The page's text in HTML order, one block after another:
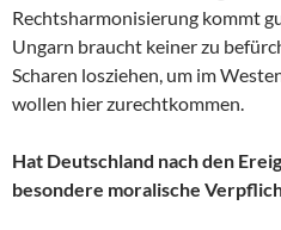
Rechtsharmonisierung kommt
Ungarn braucht keiner zu
Scharen losziehen, um im
wollen hier zurechtkommen.
Hat Deutschland nach den
besondere moralische